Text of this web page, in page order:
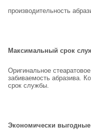
производительность
Максимальный срок
Оригинальное
забиваемость абразива.
срок службы.
Экономически